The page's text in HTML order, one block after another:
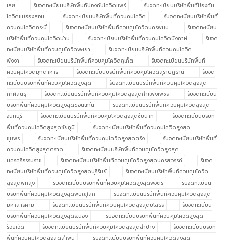
เลย
รับจดทะเบียนบริษัทพื้นทีป้องกันโควิดแพร่
รับจดทะเบียนบริษัทพื้นทีป้องกัน
โควิดแม่ฮ่องสอน
รับจดทะเบียนบริษัทพื้นที่ควบคุมโควิด
รับจดทะเบียนบริษัทพื้นที่
ควบคุมโควิดกระบี่
รับจดทะเบียนบริษัทพื้นที่ควบคุมโควิดนครพนม
รับจดทะเบียน
บริษัทพื้นที่ควบคุมโควิดน่าน
รับจดทะเบียนบริษัทพื้นที่ควบคุมโควิดบึงกาฬ
รับจด
ทะเบียนบริษัทพื้นที่ควบคุมโควิดพะเยา
รับจดทะเบียนบริษัทพื้นที่ควบคุมโควิด
พังงา
รับจดทะเบียนบริษัทพื้นที่ควบคุมโควิดภูเก็ต
รับจดทะเบียนบริษัทพื้นที่
ควบคุมโควิดมุกดาหาร
รับจดทะเบียนบริษัทพื้นที่ควบคุมโควิดสุราษฎ์ธานี
รับจด
ทะเบียนบริษัทพื้นที่ควบคุมโควิดสูงสุด
รับจดทะเบียนบริษัทพื้นที่ควบคุมโควิดสูงสุด
กาฬสินธุ์
รับจดทะเบียนบริษัทพื้นที่ควบคุมโควิดสูงสุดกำแพงเพชร
รับจดทะเบียน
บริษัทพื้นที่ควบคุมโควิดสูงสุดขอนแก่น
รับจดทะเบียนบริษัทพื้นที่ควบคุมโควิดสูงสุด
จันทบุรี
รับจดทะเบียนบริษัทพื้นที่ควบคุมโควิดสูงสุดชัยนาท
รับจดทะเบียนบริษัท
พื้นที่ควบคุมโควิดสูงสุดชัยภูมิ
รับจดทะเบียนบริษัทพื้นที่ควบคุมโควิดสูงสุด
ชุมพร
รับจดทะเบียนบริษัทพื้นที่ควบคุมโควิดสูงสุดตรัง
รับจดทะเบียนบริษัทพื้นที่
ควบคุมโควิดสูงสุดตราด
รับจดทะเบียนบริษัทพื้นที่ควบคุมโควิดสูงสุด
นครศรีธรรมราช
รับจดทะเบียนบริษัทพื้นที่ควบคุมโควิดสูงสุดนครสวรรค์
รับจด
ทะเบียนบริษัทพื้นที่ควบคุมโควิดสูงสุดบุรีรัมย์
รับจดทะเบียนบริษัทพื้นที่ควบคุมโควิด
สูงสุดพัทลุง
รับจดทะเบียนบริษัทพื้นที่ควบคุมโควิดสูงสุดพิจิตร
รับจดทะเบียน
บริษัทพื้นที่ควบคุมโควิดสูงสุดพิษณุโลก
รับจดทะเบียนบริษัทพื้นที่ควบคุมโควิดสูงสุด
มหาสารคาม
รับจดทะเบียนบริษัทพื้นที่ควบคุมโควิดสูงสุดยโสธร
รับจดทะเบียน
บริษัทพื้นที่ควบคุมโควิดสูงสุดระนอง
รับจดทะเบียนบริษัทพื้นที่ควบคุมโควิดสูงสุด
ร้อยเอ็ด
รับจดทะเบียนบริษัทพื้นที่ควบคุมโควิดสูงสุดลำปาง
รับจดทะเบียนบริษัท
พื้นที่ควบคุมโควิดสูงสุดลำพูน
รับจดทะเบียนบริษัทพื้นที่ควบคุมโควิดสูงสุด